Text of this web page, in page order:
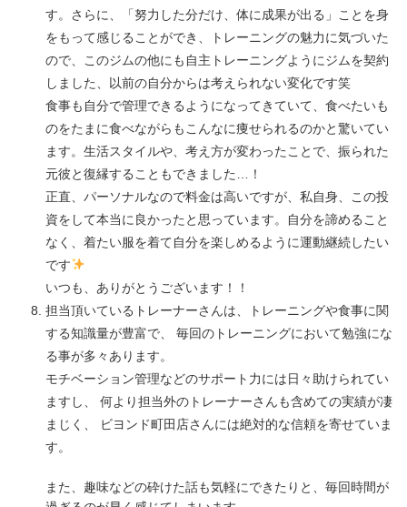
す。さらに、「努力した分だけ、体に成果が出る」ことを身
をもって感じることができ、トレーニングの魅力に気づいた
ので、このジムの他にも自主トレーニングようにジムを契約
しました、以前の自分からは考えられない変化です笑
食事も自分で管理できるようになってきていて、食べたいも
のをたまに食べながらもこんなに痩せられるのかと驚いてい
ます。生活スタイルや、考え方が変わったことで、振られた
元彼と復縁することもできました…！
正直、パーソナルなので料金は高いですが、私自身、この投
資をして本当に良かったと思っています。自分を諦めること
なく、着たい服を着て自分を楽しめるように運動継続したい
です
いつも、ありがとうございます！！
担当頂いているトレーナーさんは、トレーニングや食事に関
する知識量が豊富で、 毎回のトレーニングにおいて勉強にな
る事が多々あります。
モチベーション管理などのサポート力には日々助けられてい
ますし、 何より担当外のトレーナーさんも含めての実績が凄
まじく、 ビヨンド町田店さんには絶対的な信頼を寄せていま
す。
また、趣味などの砕けた話も気軽にできたりと、毎回時間が